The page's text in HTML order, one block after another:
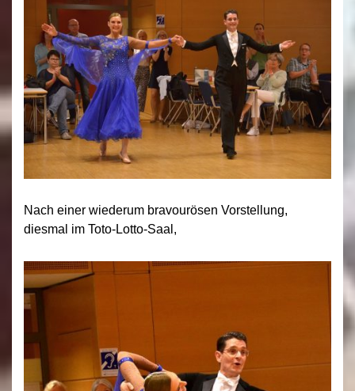
Nach einer wiederum bravourösen Vorstellung,
diesmal im Toto-Lotto-Saal,